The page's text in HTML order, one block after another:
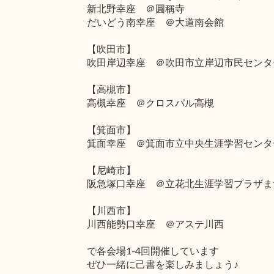
新北野幸座 ＠圓稱寺
だいどう南幸座 ＠大道南会館
【吹田市】
吹田岸辺幸座 ＠吹田市立岸辺市民センタ
【高槻市】
高槻幸座 ＠クロスパル高槻
【箕面市】
箕面幸座 ＠箕面市立中央生涯学習センタ
【尼崎市】
阪急塚口幸座 ＠立花北生涯学習プラザま
【川西市】
川西能勢口幸座 ＠アステ川西
で各会場1-4回開催しています
ぜひ一緒に己書を楽しみましょう♪